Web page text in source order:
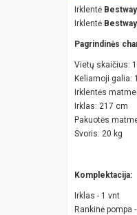
Irklentė
Irklentė
Pagrindinės
Vietų skaičius: 1
Keliamoji galia:
Irklentės
Irklas: 217 cm
Pakuotės
Svoris: 20 kg
Komplektacija:
Irklas - 1 vnt
Rankinė pompa